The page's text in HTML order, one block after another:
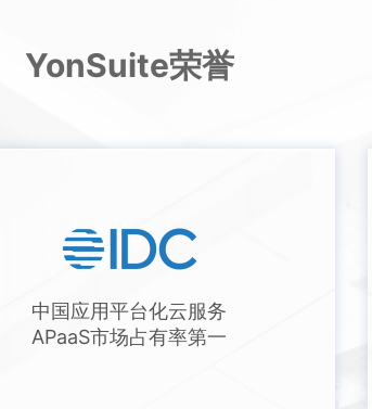
YonSuite荣誉
中国应用平台化云服务
APaaS市场占有率第一